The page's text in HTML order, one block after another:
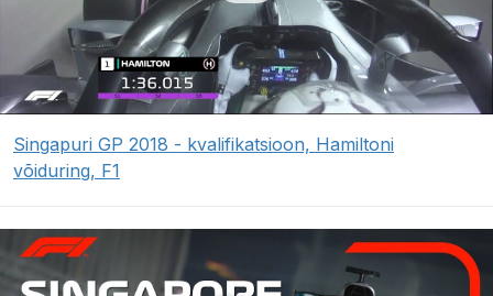
Singapuri GP 2018 - kvalifikatsioon, Hamiltoni
võiduring, F1